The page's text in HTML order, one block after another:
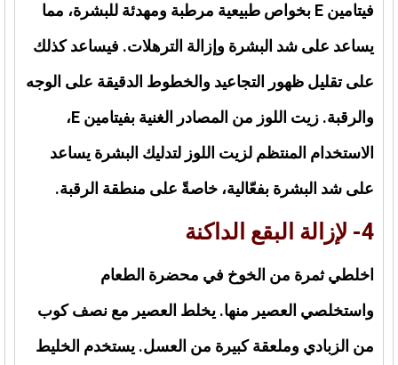
فيتامين E بخواص طبيعية مرطبة ومهدئة للبشرة، مما
يساعد على شد البشرة وإزالة الترهلات. فيساعد كذلك
على تقليل ظهور التجاعيد والخطوط الدقيقة على الوجه
والرقبة. زيت اللوز من المصادر الغنية بفيتامين E،
الاستخدام المنتظم لزيت اللوز لتدليك البشرة يساعد
على شد البشرة بفعّالية، خاصةً على منطقة الرقبة.
4- لإزالة البقع الداكنة
اخلطي ثمرة من الخوخ في محضرة الطعام
واستخلصي العصير منها. يخلط العصير مع نصف كوب
من الزبادي وملعقة كبيرة من العسل. يستخدم الخليط